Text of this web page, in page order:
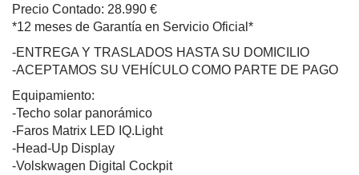
Precio Contado: 28.990 €
*12 meses de Garantía en Servicio Oficial*
-ENTREGA Y TRASLADOS HASTA SU DOMICILIO
-ACEPTAMOS SU VEHÍCULO COMO PARTE DE PAGO
Equipamiento:
-Techo solar panorámico
-Faros Matrix LED IQ.Light
-Head-Up Display
-Volskwagen Digital Cockpit